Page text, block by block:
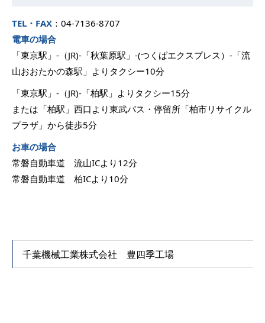
TEL・FAX ：04-7136-8707
電車の場合
「東京駅」-（JR)-「秋葉原駅」-(つくばエクスプレス）-「流
山おおたかの森駅」よりタクシー10分
「東京駅」-（JR)-「柏駅」よりタクシー15分
または「柏駅」西口より東武バス・停留所「柏市リサイクル
プラザ」から徒歩5分
お車の場合
常磐自動車道 流山ICより12分
常磐自動車道 柏ICより10分
千葉機械工業株式会社 豊四季工場